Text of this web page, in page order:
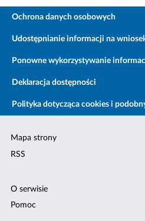
Ochrona danych osobowych
Udostępnianie informacji na
Ponowne wykorzystywanie
Deklaracja dostępności
Polityka dotycząca cookies i
Mapa strony
RSS
O serwisie
Pomoc